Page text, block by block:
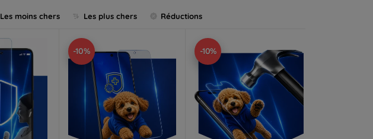
Les moins chers Les plus chers Réductions
-10% -10%